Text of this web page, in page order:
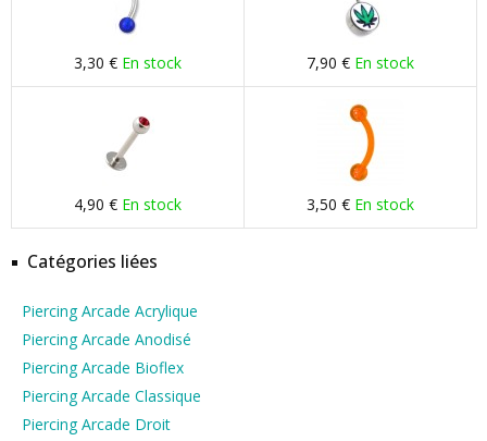
3,30 € En stock 7,90 € En stock
4,90 € En stock 3,50 € En stock
Catégories liées
Piercing Arcade Acrylique
Piercing Arcade Anodisé
Piercing Arcade Bioflex
Piercing Arcade Classique
Piercing Arcade Droit